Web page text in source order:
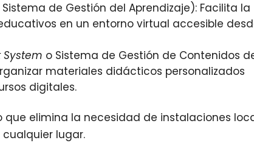
Sistema de Gestión del Aprendizaje): Facilita la
en un entorno virtual accesible
o Sistema de Gestión de Contenidos
materiales didácticos personalizados
digitales.
que elimina la necesidad de instalaciones
lugar.